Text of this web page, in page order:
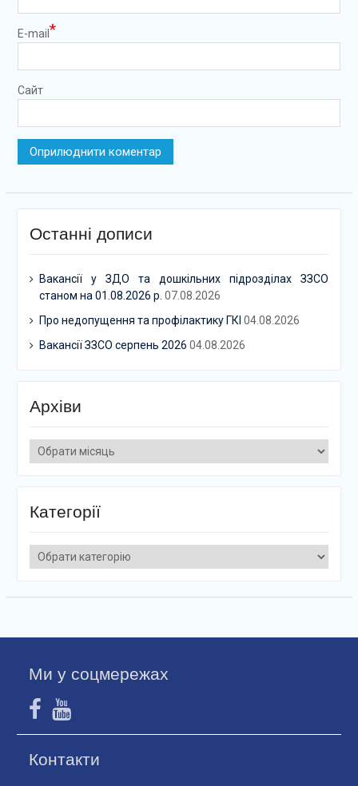
E-mail *
Сайт
Останні дописи
Вакансії у ЗДО та дошкільних підрозділах ЗЗСО
станом на 01.08.2026 р. 07.08.2026
Про недопущення та профілактику ГКІ 04.08.2026
Вакансії ЗЗСО серпень 2026 04.08.2026
Архіви
Архіви
Категорії
Категорії
Ми у соцмережах
Контакти